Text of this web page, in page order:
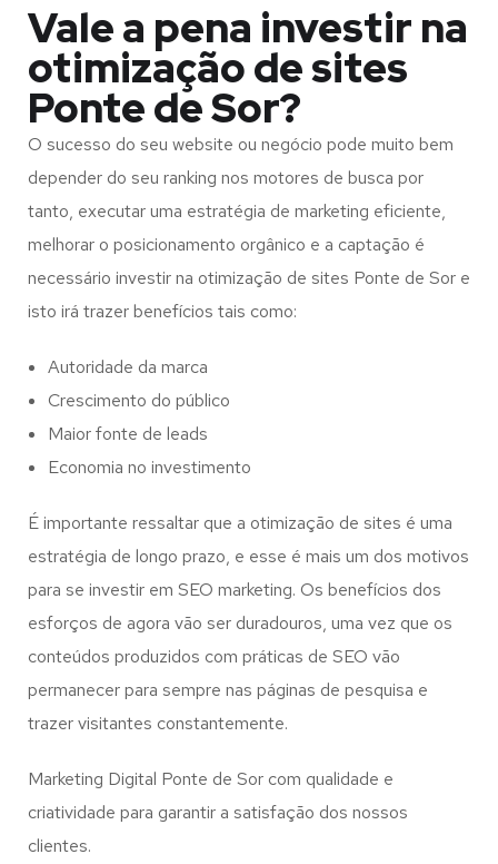
Vale a pena investir na
otimização de sites
Ponte de Sor?
O sucesso do seu website ou negócio pode muito bem
depender do seu ranking nos motores de busca por
tanto, executar uma estratégia de marketing eficiente,
melhorar o posicionamento orgânico e a captação é
necessário investir na otimização de sites Ponte de Sor e
isto irá trazer benefícios tais como:
Autoridade da marca
Crescimento do público
Maior fonte de leads
Economia no investimento
É importante ressaltar que a otimização de sites é uma
estratégia de longo prazo, e esse é mais um dos motivos
para se investir em SEO marketing. Os benefícios dos
esforços de agora vão ser duradouros, uma vez que os
conteúdos produzidos com práticas de SEO vão
permanecer para sempre nas páginas de pesquisa e
trazer visitantes constantemente.
Marketing Digital Ponte de Sor com qualidade e
criatividade para garantir a satisfação dos nossos
clientes.